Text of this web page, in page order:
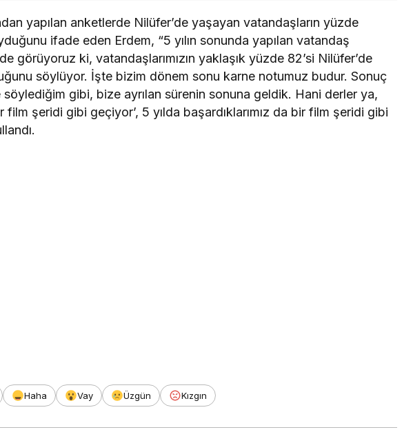
yapılan anketlerde Nilüfer’de yaşayan vatandaşların yüzde
ifade eden Erdem, “5 yılın sonunda yapılan vatandaş
görüyoruz ki, vatandaşlarımızın yaklaşık yüzde 82’si Nilüfer’de
söylüyor. İşte bizim dönem sonu karne notumuz budur. Sonuç
söylediğim gibi, bize ayrılan sürenin sonuna geldik. Hani derler ya,
film şeridi gibi geçiyor’, 5 yılda başardıklarımız da bir film şeridi gibi
Haha Vay Üzgün Kızgın